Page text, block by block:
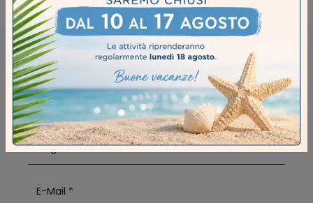
RICHIEDI MAGGIORI INFORMAZIONI